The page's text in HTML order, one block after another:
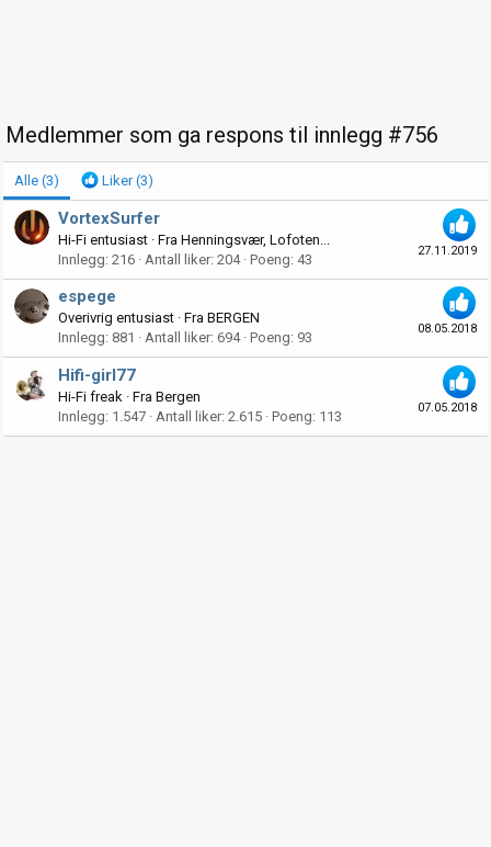
Medlemmer som ga respons til innlegg #756
Alle (3) Liker(3)
27.11.2019
VortexSurfer
Hi-Fi entusiast · Fra Henningsvær, Lofoten...
Innlegg 216 Antall liker 204 Poeng 43
08.05.2018
espege
Overivrig entusiast · Fra BERGEN
Innlegg 881 Antall liker 694 Poeng 93
07.05.2018
Hifi-girl77
Hi-Fi freak · Fra Bergen
Innlegg 1.547 Antall liker 2.615 Poeng 113